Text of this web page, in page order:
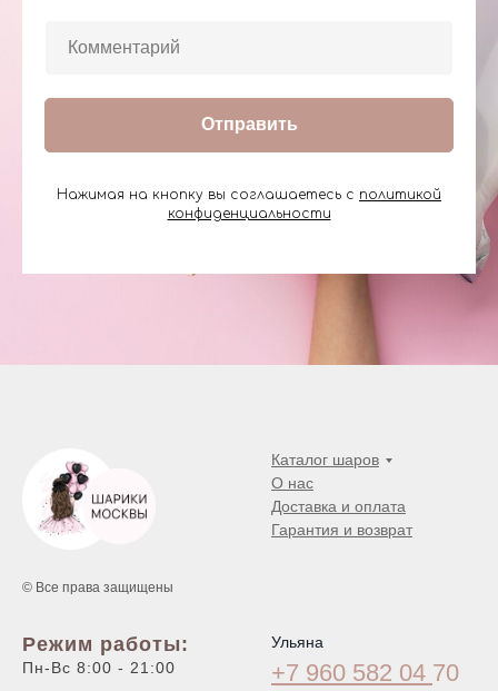
Отправить
Нажимая на кнопку вы соглашаетесь с политикой
конфиденциальности
© Все права защищены
Каталог шаров
О нас
Доставка и оплата
Гарантия и возврат
Режим работы:
Пн-Вс 8:00 - 21:00
Ульяна
+7 960 582 04 70